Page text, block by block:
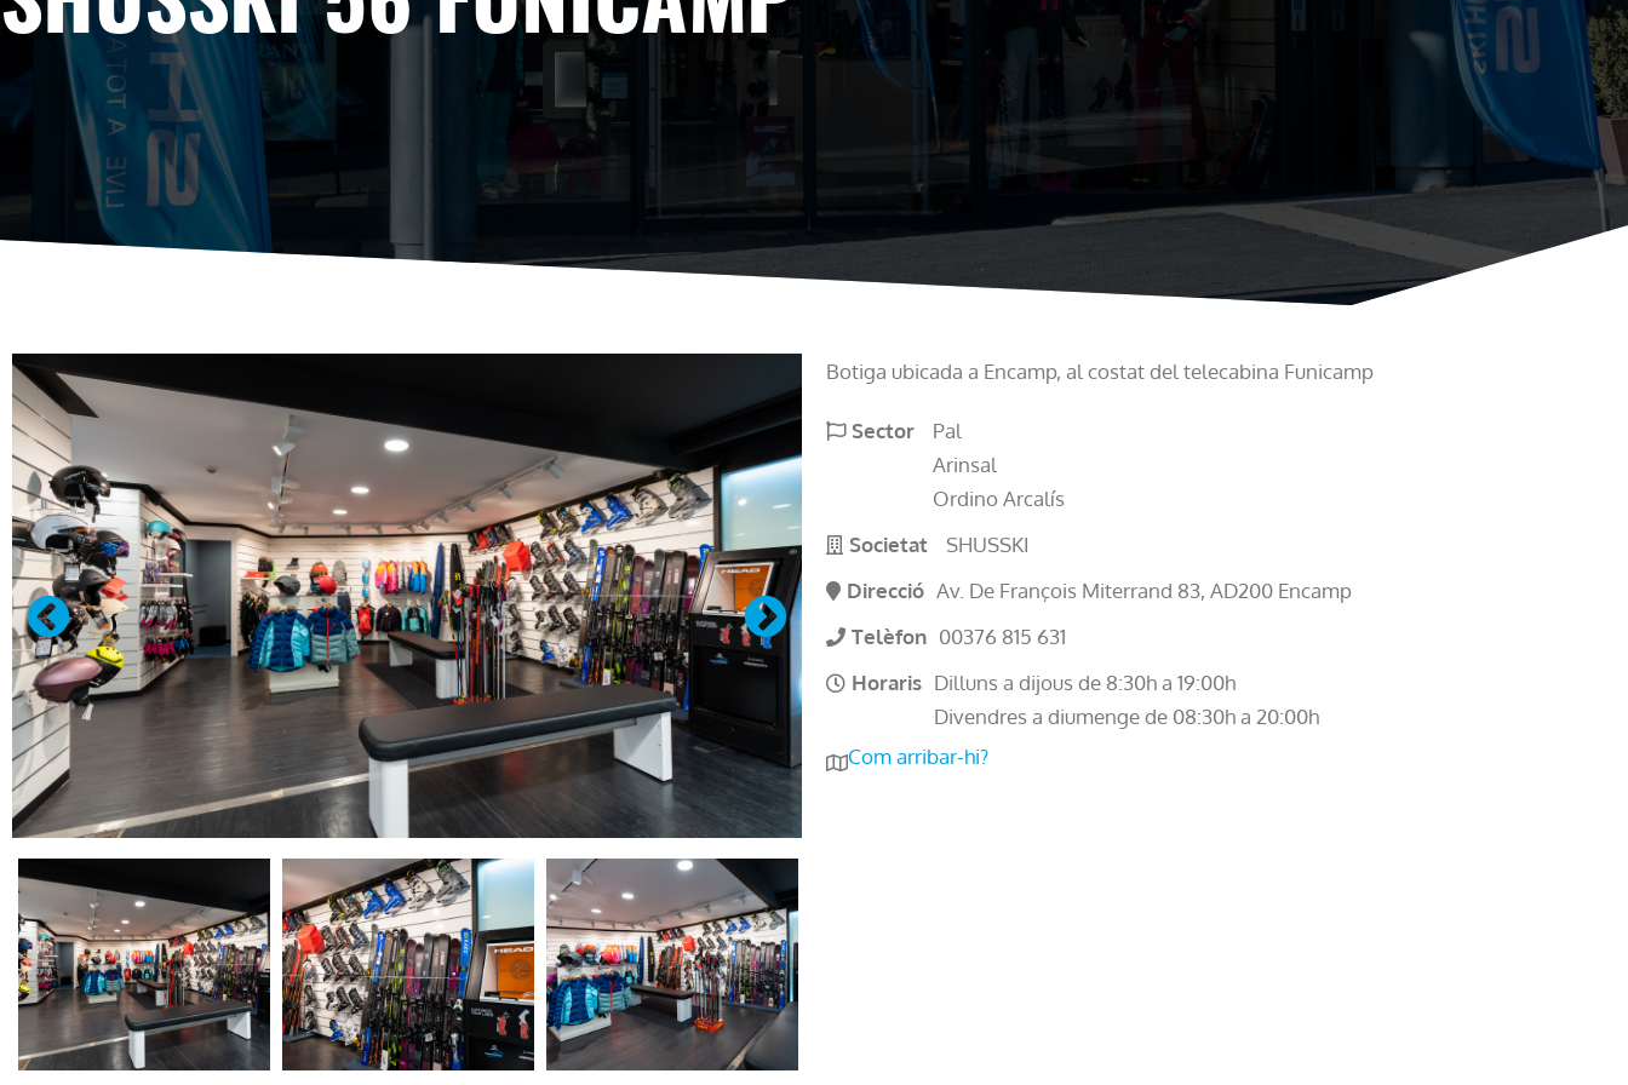
Botiga ubicada a Encamp, al costat del telecabina Funicamp
Sector
Pal
Arinsal
Ordino Arcalís
Societat
SHUSSKI
Direcció Av. De François Miterrand 83, AD200 Encamp
Telèfon 00376 815 631
Horaris Dilluns a dijous de 8:30h a 19:00h
Divendres a diumenge de 08:30h a 20:00h
Com arribar-hi?